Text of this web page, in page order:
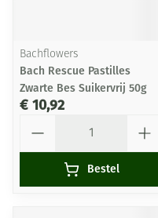
Bachflowers
Bach Rescue Pastilles
Zwarte Bes Suikervrij 50g
€ 10,92
Bestel